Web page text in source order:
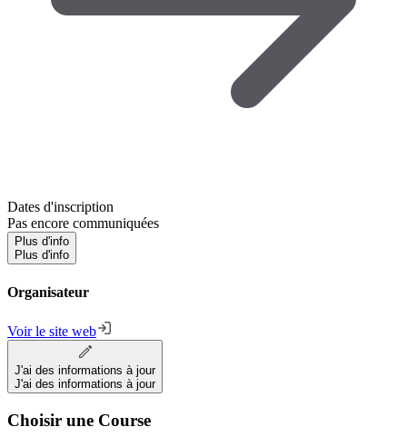
Dates d'inscription
Pas encore communiquées
Plus d'info
Plus d'info
Organisateur
Voir le site web
J'ai des informations à jour
J'ai des informations à jour
Choisir une Course